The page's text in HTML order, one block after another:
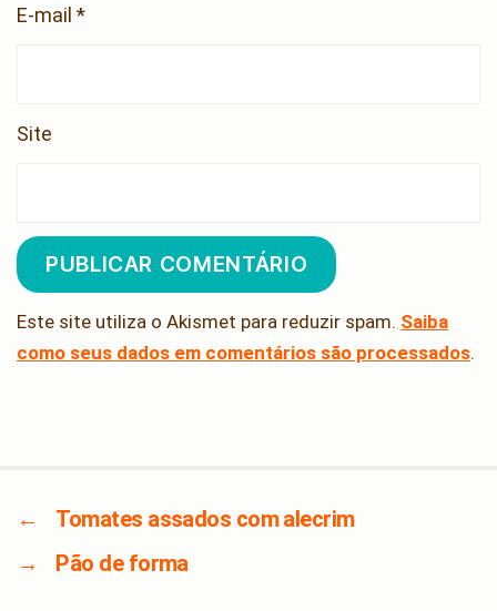
E-mail *
Site
Este site utiliza o Akismet para reduzir spam. Saiba
como seus dados em comentários são processados.
←
Tomates assados com alecrim
→
Pão de forma